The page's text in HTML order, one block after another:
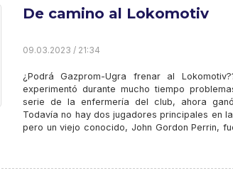
De camino al Lokomotiv
09.03.2023 / 21:34
¿Podrá Gazprom-Ugra frenar al
experimentó durante mucho tiempo
serie de la enfermería del club, ahora
Todavía no hay dos jugadores principales en
pero un viejo conocido, John Gordon Perrin,